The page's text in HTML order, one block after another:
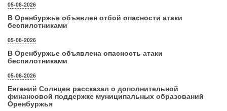
05-08-2026
В Оренбуржье объявлен отбой опасности атаки
беспилотниками
05-08-2026
В Оренбуржье объявлена опасность атаки
беспилотниками
05-08-2026
Евгений Солнцев рассказал о дополнительной
финансовой поддержке муниципальных образований
Оренбуржья